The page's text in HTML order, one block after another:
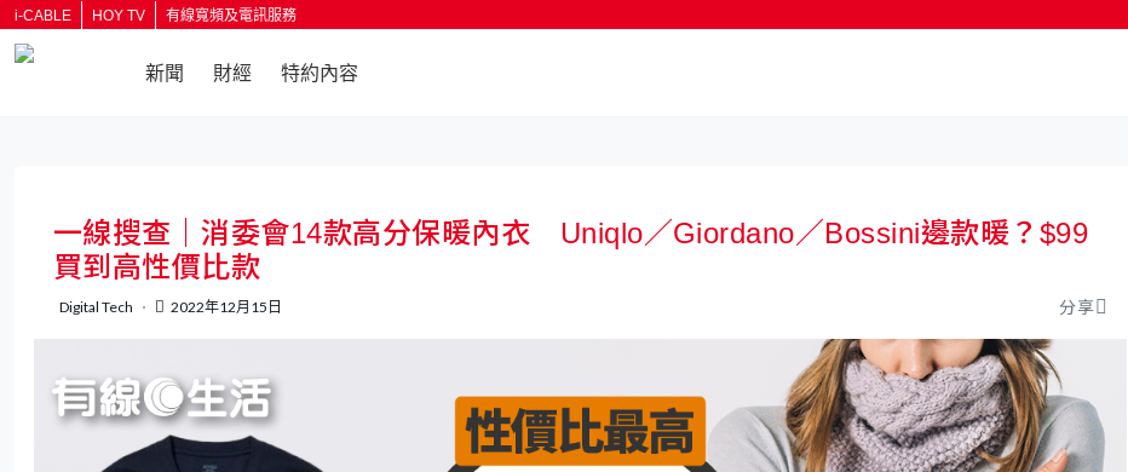
i-CABLE HOY TV 有線寬頻及電訊服務
新聞 財經 特約內容
一線搜查｜消委會14款高分保暖內衣 Uniqlo／Giordano／Bossini邊款暖？$99
買到高性價比款
Digital Tech 2022年12月15日 分享